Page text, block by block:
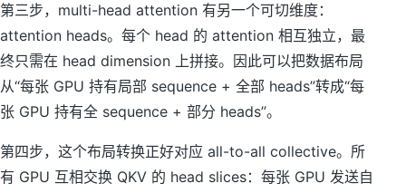
第三步，multi-head attention 有另一个可切维度：
attention heads。每个 head 的 attention 相互独立，最
终只需在 head dimension 上拼接。因此可以把数据布局
从“每张 GPU 持有局部 sequence + 全部 heads”转成“每
张 GPU 持有全 sequence + 部分 heads”。
第四步，这个布局转换正好对应 all-to-all collective。所
有 GPU 互相交换 QKV 的 head slices：每张 GPU 发送自